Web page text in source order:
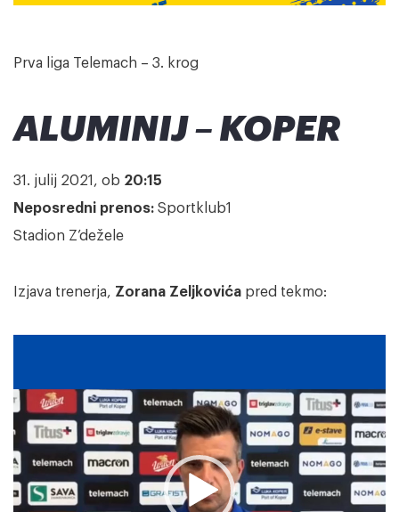
Prva liga Telemach – 3. krog
ALUMINIJ – KOPER
31. julij 2021, ob 20:15
Neposredni prenos: Sportklub1
Stadion Z’dežele
Izjava trenerja, Zorana Zeljkovića pred tekmo: